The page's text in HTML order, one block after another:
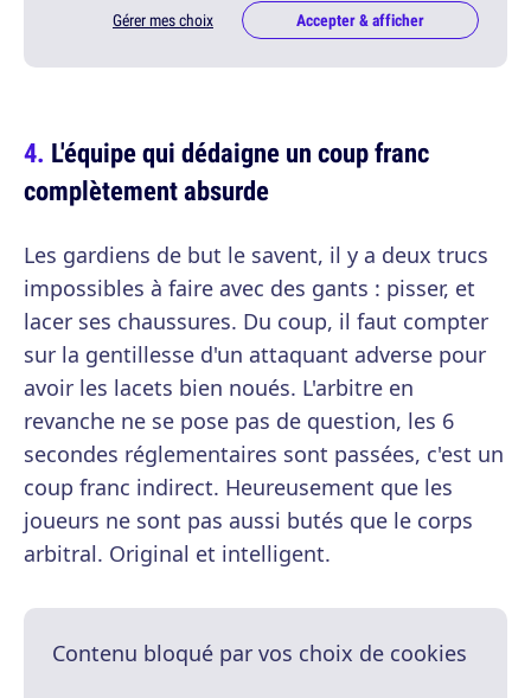
Gérer mes choix Accepter & afficher
L'équipe qui dédaigne un coup franc
complètement absurde
Les gardiens de but le savent, il y a deux trucs
impossibles à faire avec des gants : pisser, et
lacer ses chaussures. Du coup, il faut compter
sur la gentillesse d'un attaquant adverse pour
avoir les lacets bien noués. L'arbitre en
revanche ne se pose pas de question, les 6
secondes réglementaires sont passées, c'est un
coup franc indirect. Heureusement que les
joueurs ne sont pas aussi butés que le corps
arbitral. Original et intelligent.
Contenu bloqué par vos choix de cookies